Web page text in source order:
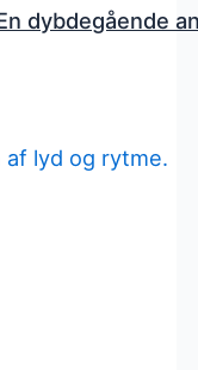
dybdegående